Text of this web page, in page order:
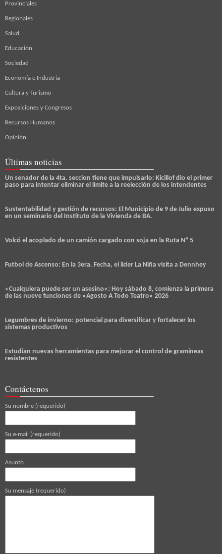
Provinciales
Regionales
Salud
Educación
Sociedad
Economía e Industria
Cultura y Turismo
Exposiciones y Congresos
Recursos Humanos
Opinión
Últimas noticias
Un senador de la 4ta. seccion tiene que impulsarlo: Kicillof dio el primer
paso para intentar eliminar el límite a la reelección de los intendentes
Sustentabilidad y gestión de recursos: El Municipio de 9 de Julio expuso
en un seminario del Instituto de la Vivienda de BA.
Volcó el acoplado de un camión cargado con soja en la Ruta Nº 5
Futbol de Ascenso: En la 3era. Fecha, el lider La Niña visita a Dennhey
«Cualquiera puede ser un asesino»: Hoy sábado 8, comienza la primera
de las nueve funciones de «Agosto A Todo Teatro» 2026
Legumbres de invierno: potencial para diversificar y fortalecer los
sistemas productivos
Estudian nuevas herramientas para mejorar el control de gramíneas
resistentes
Contáctenos
Su nombre (requerido)
Su e-mail (requerido)
Asunto
Su mensaje (requerido)